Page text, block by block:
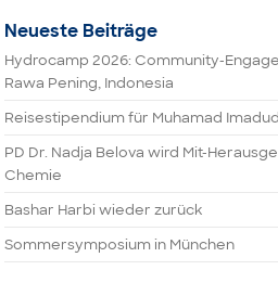
Neueste Beiträge
Hydrocamp 2026: Community-
Rawa Pening, Indonesia
Reisestipendium für Muhamad
PD Dr. Nadja Belova wird Mit-
Chemie
Bashar Harbi wieder zurück
Sommersymposium in München